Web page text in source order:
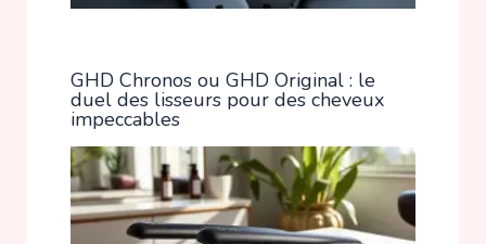
GHD Chronos ou GHD Original : le
duel des lisseurs pour des cheveux
impeccables